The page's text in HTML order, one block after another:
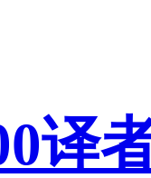
译